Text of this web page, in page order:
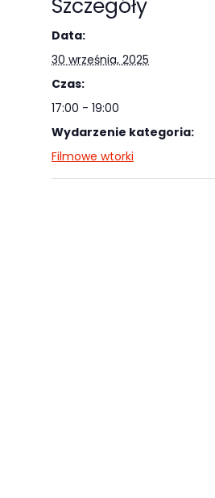
Szczegóły
Data:
30 września, 2025
Czas:
17:00 - 19:00
Wydarzenie kategoria:
Filmowe wtorki
zobaczenie
spersonalizowanych
treści i ofert.